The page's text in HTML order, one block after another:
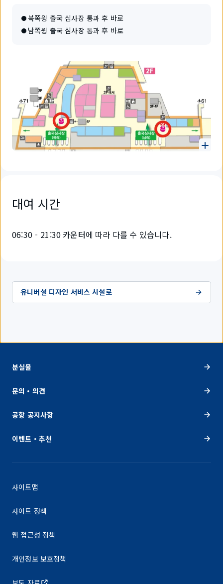
북쪽윙 출국 심사장 통과 후 바로
남쪽윙 출국 심사장 통과 후 바로
대여 시간
06:30‐21:30 카운터에 따라 다를 수 있습니다.
유니버설 디자인 서비스 시설로
분실물
문의・의견
공항 공지사항
이벤트・추천
사이트맵
사이트 정책
웹 접근성 정책
개인정보 보호정책